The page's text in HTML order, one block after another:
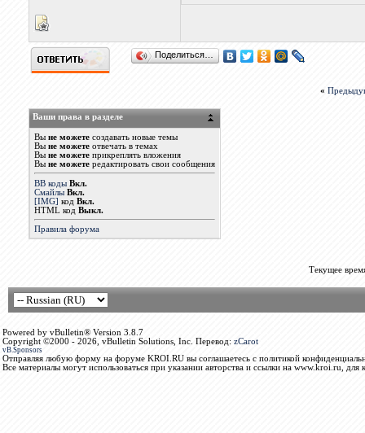
Поделиться…
«
Ваши права в разделе
Вы не можетесоздавать новые темы
Вы не можетеотвечать в темах
Вы не можетеприкреплять вложения
Вы не можетередактировать свои сообщения
BB коды Вкл.
Смайлы Вкл.
[IMG] код Вкл.
HTML код Выкл.
Правила форума
Текущее
Powered by vBulletin® Version 3.8.7
Copyright ©2000 - 2026, vBulletin Solutions, Inc. Перевод: zCarot
vB.Sponsors
Отправляя любую форму на форуме KROI.RU вы соглашаетесь с политикой
Все материалы могут использоваться при указании авторства и ссылки на www.kroi.ru, для